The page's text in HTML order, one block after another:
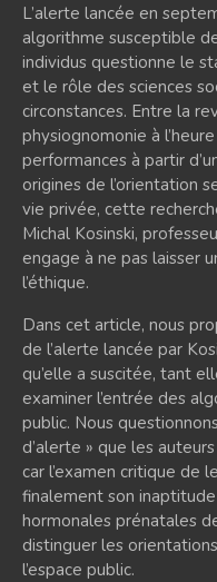
L’alerte lancée en
algorithme susceptible
individus questionne le
et le rôle des sciences
circonstances. Entre la
physiognomonie à
performances à partir
origines de l’orientation
vie privée, cette
Michal Kosinski,
engage à ne pas laisser
l’éthique.
Dans cet article, nous
de l’alerte lancée par
qu’elle a suscitée, tant
examiner l’entrée des
public. Nous
d’alerte » que les
car l’examen critique de
finalement son
hormonales prénatales
distinguer les
l’espace public.